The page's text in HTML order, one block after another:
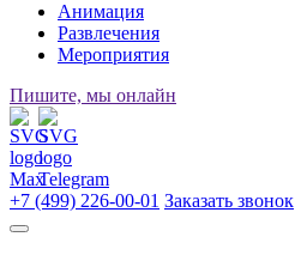
Анимация
Развлечения
Мероприятия
Пишите, мы онлайн
+7 (499) 226-00-01 Заказать звонок